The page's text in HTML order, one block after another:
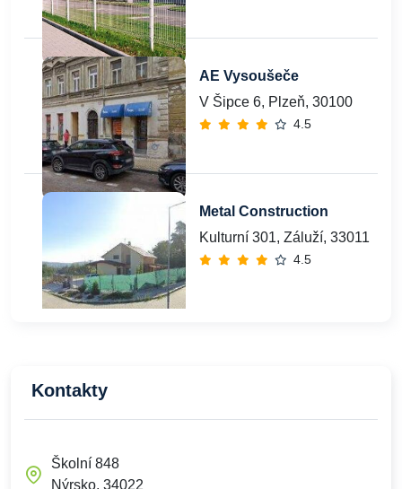
AE Vysoušeče
V Šipce 6, Plzeň, 30100
4.5
Metal Construction
Kulturní 301, Záluží, 33011
4.5
Kontakty
Školní 848
Nýrsko, 34022